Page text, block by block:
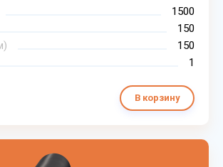
1500
150
150
1
В корзину